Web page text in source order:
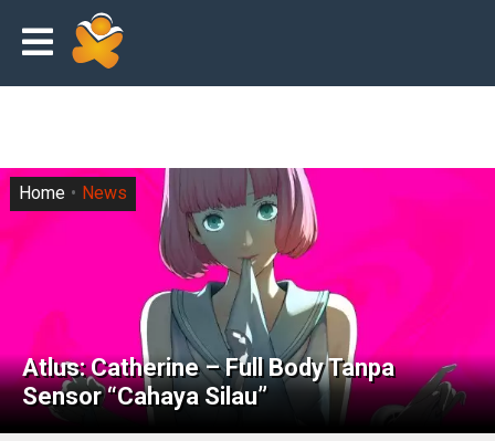
Atlus: Catherine – Full Body Tanpa
Sensor “Cahaya Silau”
Home News